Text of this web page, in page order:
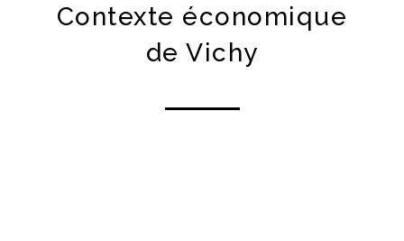
Contexte économique
de Vichy